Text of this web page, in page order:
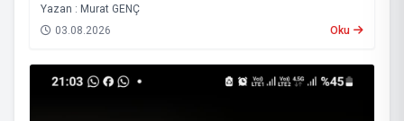
Yazan : Murat GENÇ
03.08.2026
Oku